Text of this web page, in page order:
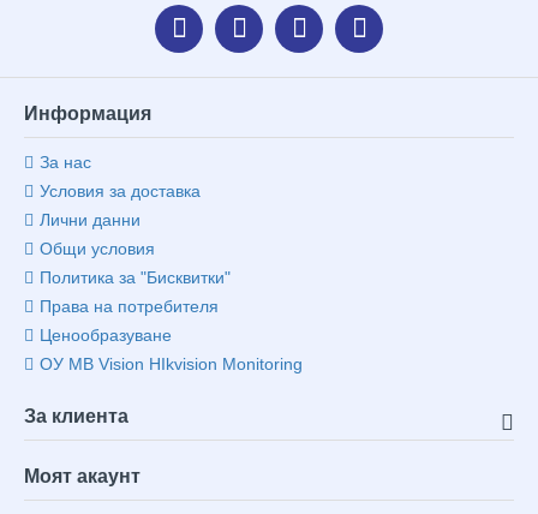
Информация
За нас
Условия за доставка
Лични данни
Общи условия
Политика за "Бисквитки"
Права на потребителя
Ценообразуване
ОУ MB Vision HIkvision Monitoring
За клиента
Моят акаунт